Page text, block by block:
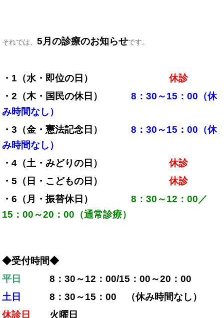
それでは、 5月の診療のお知らせです。
・1（水・即位の日）
休診
・2（木・国民の休日）
8：30～15：00（休
み時間なし）
・3（金・憲法記念日）
8：30～15：00（休
み時間なし）
・4（土・みどりの日）
休診
・5（日・こどもの日）
休診
・6（月・振替休日）
8：30～12：00／
15：00～20：00（通常診療）
◆受付時間◆
平日
8：30～12：00/15：00～20：00
土日
8：30～15：00 （休み時間なし）
休診日
火曜日